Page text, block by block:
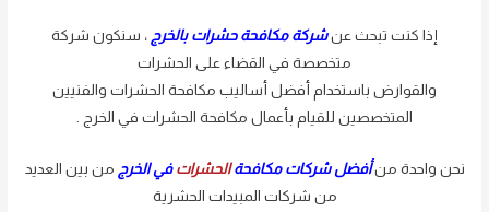
إذا كنت تبحث عنشركة مكافحة حشرات بالخرج ، سنكون شركة
متخصصة في القضاء على الحشرات
والقوارض باستخدام أفضل أساليب مكافحة الحشرات والفنيين
المتخصصين للقيام بأعمال مكافحة الحشرات في الخرج .
نحن واحدة منأفضل شركات مكافحةالحشرات في الخرج من بين العديد
من شركات المبيدات الحشرية